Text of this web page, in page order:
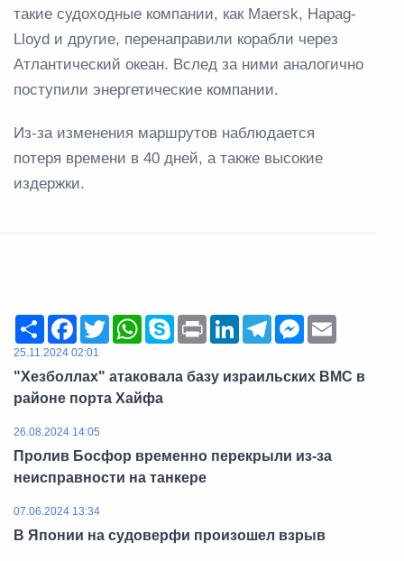
такие судоходные компании, как Maersk, Hapag-
Lloyd и другие, перенаправили корабли через
Атлантический океан. Вслед за ними аналогично
поступили энергетические компании.
Из-за изменения маршрутов наблюдается
потеря времени в 40 дней, а также высокие
издержки.
ShareFacebook
TwitterWhatsApp
SkypePrint LinkedInTelegramMessenger
25.11.2024 02:01
"Хезболлах" атаковала базу израильских ВМС в
районе порта Хайфа
26.08.2024 14:05
Пролив Босфор временно перекрыли из-за
неисправности на танкере
07.06.2024 13:34
В Японии на судоверфи произошел взрыв